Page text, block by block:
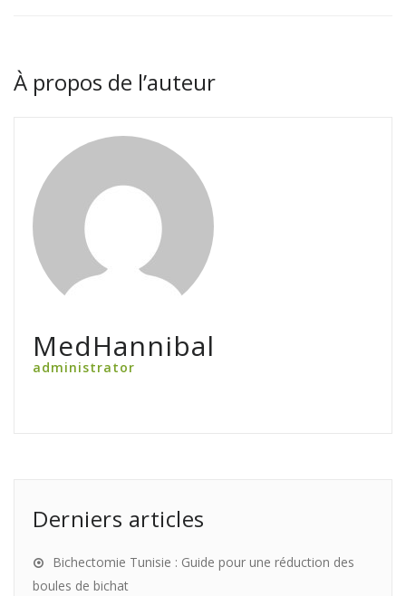
À propos de l’auteur
MedHannibal
administrator
Derniers articles
Bichectomie Tunisie : Guide pour une réduction des
boules de bichat